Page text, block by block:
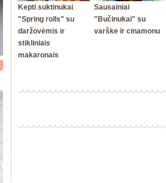
Kepti suktinukai
"Spring rolls" su
daržovėmis ir
stikliniais
makaronais
Sausainiai
"Bučinukai" su
varške ir cinamonu